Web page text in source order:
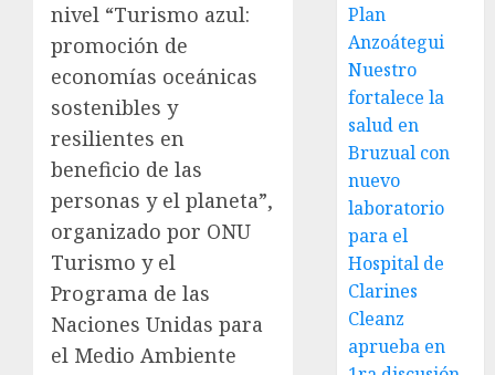
nivel “Turismo azul:
promoción de
economías oceánicas
sostenibles y
resilientes en
beneficio de las
personas y el planeta”,
organizado por ONU
Turismo y el
Programa de las
Naciones Unidas para
el Medio Ambiente
Plan
Anzoátegui
Nuestro
fortalece la
salud en
Bruzual con
nuevo
laboratorio
para el
Hospital de
Clarines
Cleanz
aprueba en